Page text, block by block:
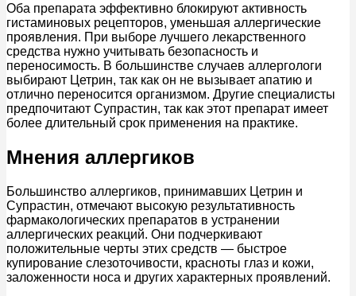
Оба препарата эффективно блокируют активность
гистаминовых рецепторов, уменьшая аллергические
проявления. При выборе лучшего лекарственного
средства нужно учитывать безопасность и
переносимость. В большинстве случаев аллергологи
выбирают Цетрин, так как он не вызывает апатию и
отлично переносится организмом. Другие специалисты
предпочитают Супрастин, так как этот препарат имеет
более длительный срок применения на практике.
Мнения аллергиков
Большинство аллергиков, принимавших Цетрин и
Супрастин, отмечают высокую результативность
фармакологических препаратов в устранении
аллергических реакций. Они подчеркивают
положительные черты этих средств — быстрое
купирование слезоточивости, красноты глаз и кожи,
заложенности носа и других характерных проявлений.